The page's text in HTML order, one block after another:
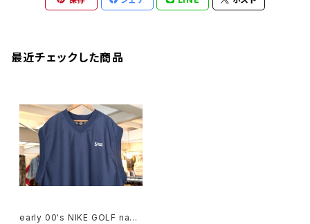
最近チェックした商品
early 00's NIKE GOLF navy